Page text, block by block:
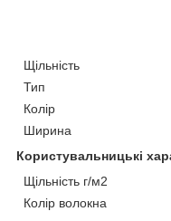
Щільність
Тип
Колір
Ширина
Користувальницькі
Щільність г/м2
Колір волокна